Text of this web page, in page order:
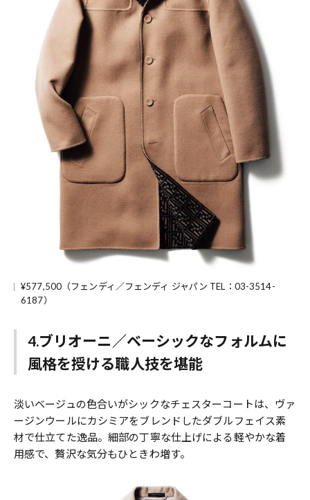
¥577,500（フェンディ／フェンディ ジャパン TEL：03-3514-
6187）
4.ブリオーニ／ベーシックなフォルムに
風格を授ける職人技を堪能
淡いベージュの色合いがシックなチェスターコートは、ヴァ
ージンウールにカシミアをブレンドしたダブルフェイス素
材で仕立てた逸品。細部の丁寧な仕上げによる軽やかな着
用感で、贅沢な気分もひときわ増す。